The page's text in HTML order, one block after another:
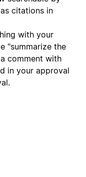
citations in
with your
"summarize the
comment with
in your approval